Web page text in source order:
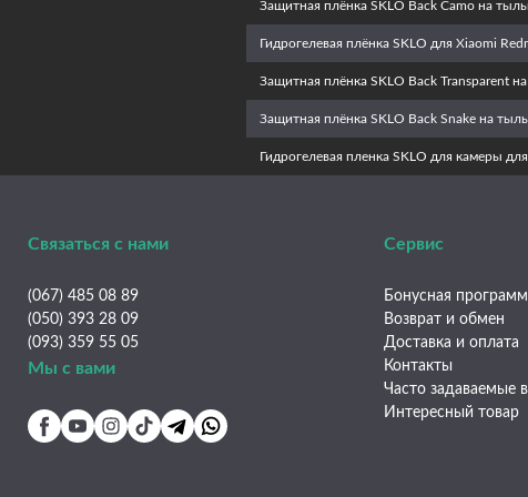
Защитная плёнка SKLO Back Camo на
Гидрогелевая плёнка SKLO для Xiaomi
Защитная плёнка SKLO Back Transparent
Защитная плёнка SKLO Back Snake на
Гидрогелевая пленка SKLO для камеры
Связаться с нами
(067) 485 08 89
(050) 393 28 09
(093) 359 55 05
Мы с вами
Сервис
Бонусная
Возврат и обмен
Доставка и оплата
Контакты
Часто задаваемые
Интересный товар